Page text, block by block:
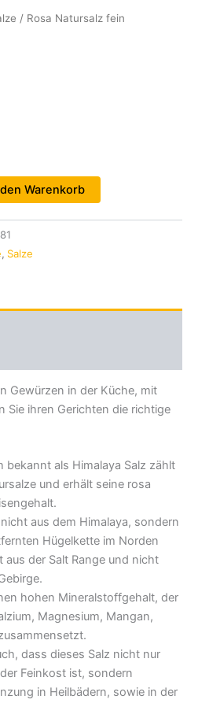
/ Rosa Natursalz fein
Warenkorb
, Salze
Gewürzen in der Küche, mit
Sie ihren Gerichten die richtige
bekannt als Himalaya Salz zählt
und erhält seine rosa
aus dem Himalaya, sondern
Hügelkette im Norden
aus der Salt Range und nicht
hohen Mineralstoffgehalt, der
Magnesium, Mangan,
dass dieses Salz nicht nur
Feinkost ist, sondern
in Heilbädern, sowie in der